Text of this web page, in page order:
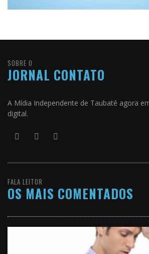
SOBRE O
JORNAL CONTATO
A Mídia Independente de Taubaté agora
digital.
FALA LEITOR
OS MAIS COMENTADOS